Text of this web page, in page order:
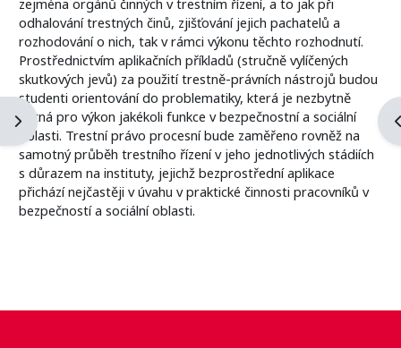
Ouvrir le tiroir des blocs
odhalování trestných činů, zjišťování jejich pachatelů a
rozhodování o nich, tak v rámci výkonu těchto rozhodnutí.
Prostřednictvím aplikačních příkladů (stručně vylíčených
skutkových jevů) za použití trestně-právních nástrojů budou
studenti orientování do problematiky, která je nezbytně
nutná pro výkon jakékoli funkce v bezpečnostní a sociální
oblasti. Trestní právo procesní bude zaměřeno rovněž na
samotný průběh trestního řízení v jeho jednotlivých stádiích
s důrazem na instituty, jejichž bezprostřední aplikace
přichází nejčastěji v úvahu v praktické činnosti pracovníků v
bezpečností a sociální oblasti.